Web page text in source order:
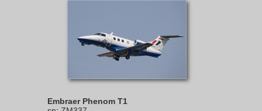
Embraer Phenom T1